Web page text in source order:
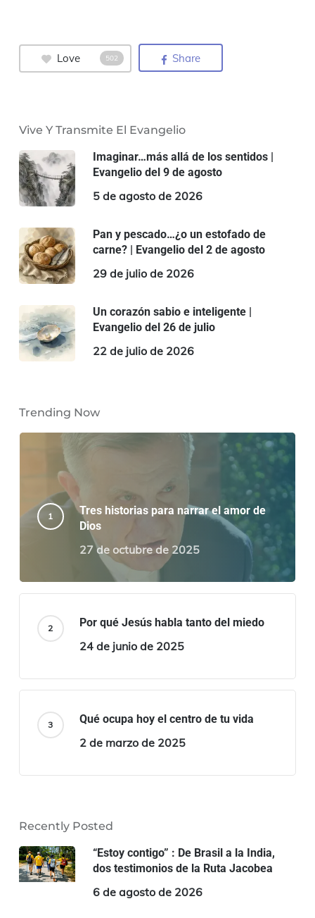
Love 502 Share
Vive Y Transmite El Evangelio
Imaginar…más allá de los sentidos |
Evangelio del 9 de agosto
5 de agosto de 2026
Pan y pescado…¿o un estofado de
carne? | Evangelio del 2 de agosto
29 de julio de 2026
Un corazón sabio e inteligente |
Evangelio del 26 de julio
22 de julio de 2026
Trending Now
Tres historias para narrar el amor de
Dios
27 de octubre de 2025
Por qué Jesús habla tanto del miedo
24 de junio de 2025
Qué ocupa hoy el centro de tu vida
2 de marzo de 2025
Recently Posted
“Estoy contigo” : De Brasil a la India,
dos testimonios de la Ruta Jacobea
6 de agosto de 2026